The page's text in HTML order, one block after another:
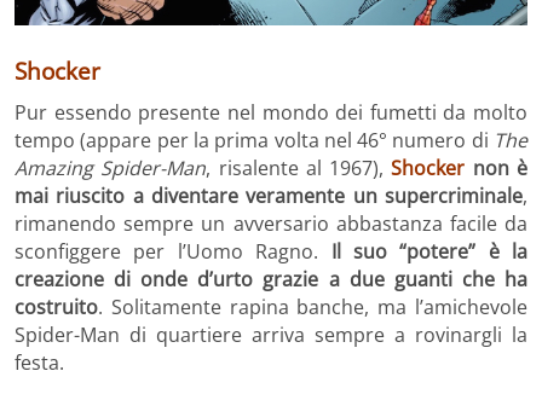
Shocker
Pur essendo presente nel mondo dei fumetti da molto
tempo (appare per la prima volta nel 46° numero di The
Amazing Spider-Man, risalente al 1967), Shocker non è
mai riuscito a diventare veramente un supercriminale,
rimanendo sempre un avversario abbastanza facile da
sconfiggere per l’Uomo Ragno. Il suo “potere” è la
creazione di onde d’urto grazie a due guanti che ha
costruito. Solitamente rapina banche, ma l’amichevole
Spider-Man di quartiere arriva sempre a rovinargli la
festa.